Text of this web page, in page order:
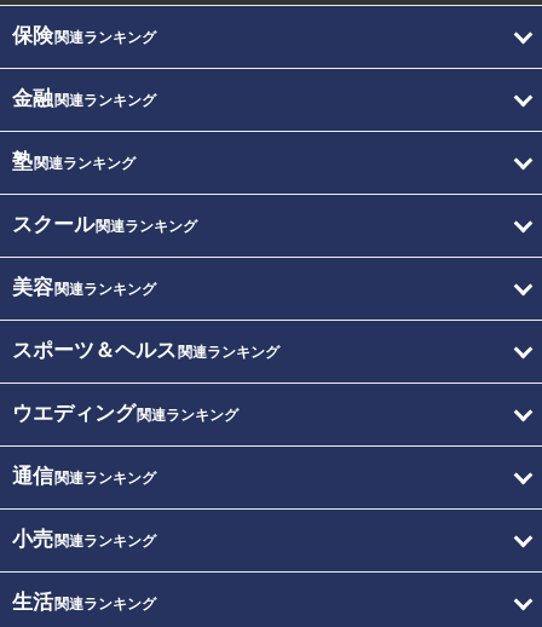
保険関連ランキング
金融関連ランキング
塾関連ランキング
スクール関連ランキング
美容関連ランキング
スポーツ＆ヘルス 関連ランキング
ウエディング関連ランキング
通信関連ランキング
小売関連ランキング
生活関連ランキング